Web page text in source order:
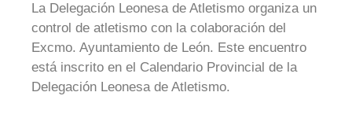
La Delegación Leonesa de Atletismo organiza un
control de atletismo con la colaboración del
Excmo. Ayuntamiento de León. Este encuentro
está inscrito en el Calendario Provincial de la
Delegación Leonesa de Atletismo.